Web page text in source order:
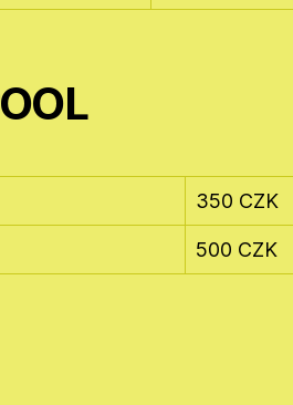
350 CZK
500 CZK